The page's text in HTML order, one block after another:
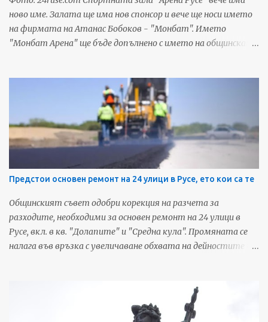
За още любопитни новини и предстоящи събития от Русе,
последвайте ни в социалните мрежи:
ново име. Залата ще има нов спонсор и вече ще носи името
на фирмата на Атанас Бобоков - "Монбат". Името
"Монбат Арена" ще бъде допълнено с името на общинската
юли 2015-та година. Първото име на
мултифункционалната зала беше Булстрад Арена.
Източник: Дунав Мост За още любопитни новини и
предстоящи събития от Русе, харесайте нашата Фейсбук
страница - Русенските Новини
Предстои основен ремонт на 24 улици в Русе, ето кои са те
Общинският съвет одобри корекция на разчета за
разходите, необходими за основен ремонт на 24 улици в
Русе, вкл. в кв. "Долапите" и "Средна кула". Промяната се
налага във връзка с увеличаване обхвата на дейностите и
мрежа, включващи експерти на Община Русе и ВиК - Русе.
Установено е, че голяма част от настилките са
възстановени от изпълнителите на строително-